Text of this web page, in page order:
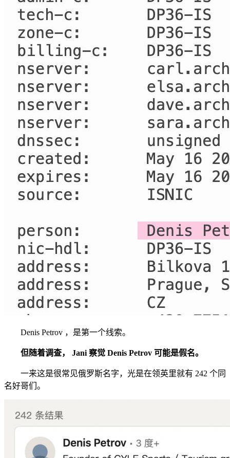
Denis Petrov ，是第一个线索。
但随着调查， Jani 察觉 Denis Petrov 可能是假名。
一来这是很常见俄罗斯名字，光是在领英里就有 242 个同
名好哥们。